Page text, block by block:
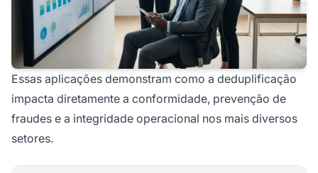
Essas aplicações demonstram como a deduplificação
impacta diretamente a conformidade, prevenção de
fraudes e a integridade operacional nos mais diversos
setores.